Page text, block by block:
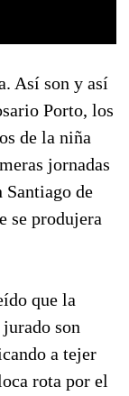
Así son y así
Porto, los
de la niña
jornadas
de
se produjera
que la
son
a tejer
rota por el